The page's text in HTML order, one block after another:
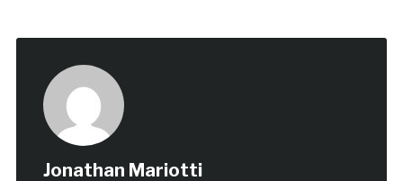
Jonathan Mariotti